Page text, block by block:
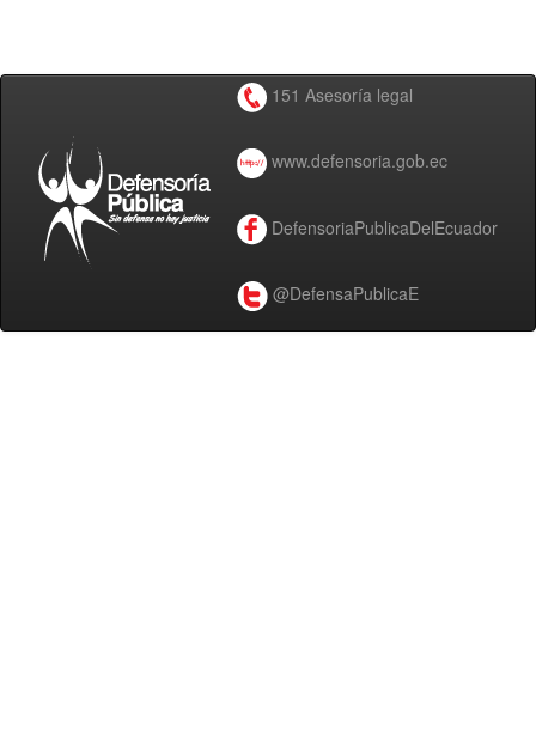
151 Asesoría legal
www.defensoria.gob.ec
DefensoriaPublicaDelEcuador
@DefensaPublicaE